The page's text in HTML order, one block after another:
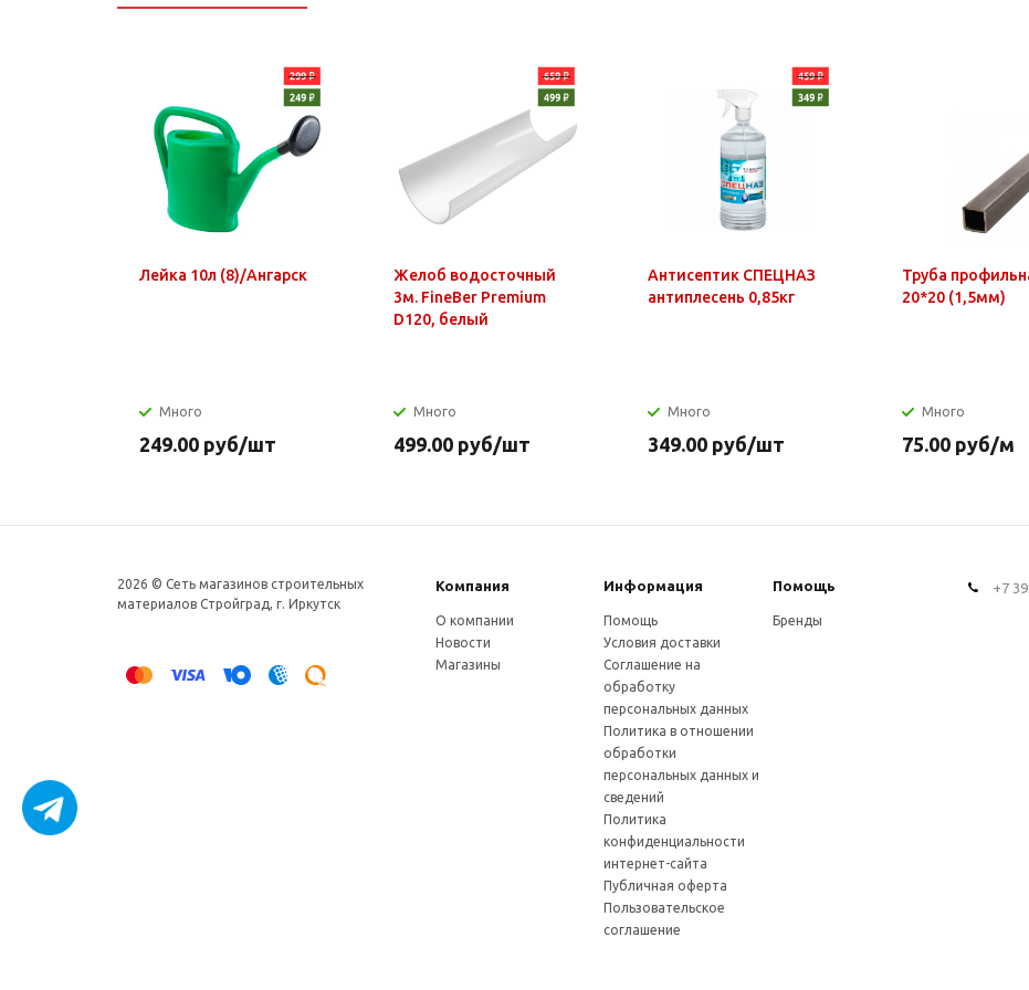
Лейка 10л (8)/Ангарск
Много
249.00 руб/шт
Желоб водосточный
3м. FineBer Premium
D120, белый
Много
499.00 руб/шт
Антисептик СПЕЦНАЗ
антиплесень 0,85кг
Много
349.00 руб/шт
Труба
20*20 (1,5мм)
Много
75.00 руб/м
2026 © Сеть магазинов строительных
материалов Стройград, г. Иркутск
Компания Информация Помощь
О компании
Новости
Магазины
Помощь
Условия доставки
Соглашение на
обработку
персональных данных
Политика в отношении
обработки
персональных данных и
сведений
Политика
конфиденциальности
интернет-сайта
Публичная оферта
Пользовательское
соглашение
Бренды
+7